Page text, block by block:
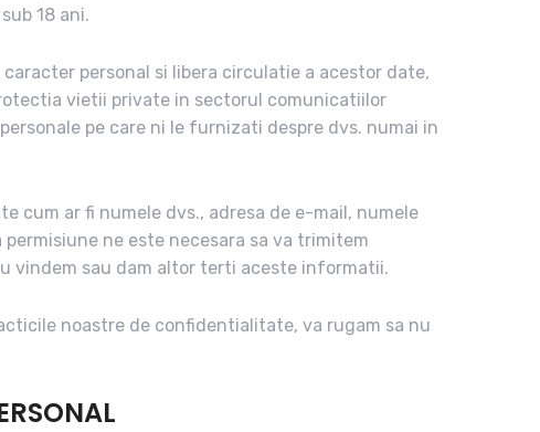
18 ani.
personal si libera circulatie a acestor date,
vietii private in sectorul comunicatiilor
pe care ni le furnizati despre dvs. numai in
cum ar fi numele dvs., adresa de e-mail, numele
ne este necesara sa va trimitem
vindem sau dam altor terti aceste informatii.
noastre de confidentialitate, va rugam sa nu